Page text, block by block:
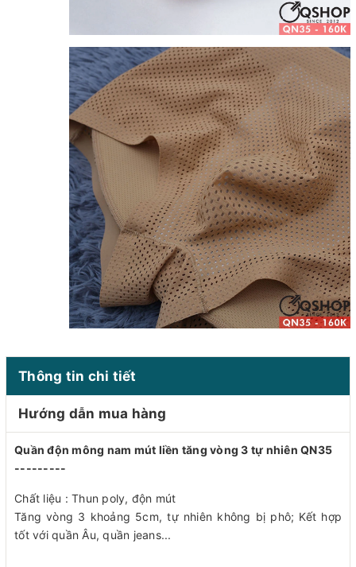
Thông tin chi tiết
Hướng dẫn mua hàng
Quần độn mông nam mút liền tăng vòng 3 tự nhiên QN35
---------
Chất liệu : Thun poly, độn mút
Tăng vòng 3 khoảng 5cm, tự nhiên không bị phô; Kết hợp
tốt với quần Âu, quần jeans...